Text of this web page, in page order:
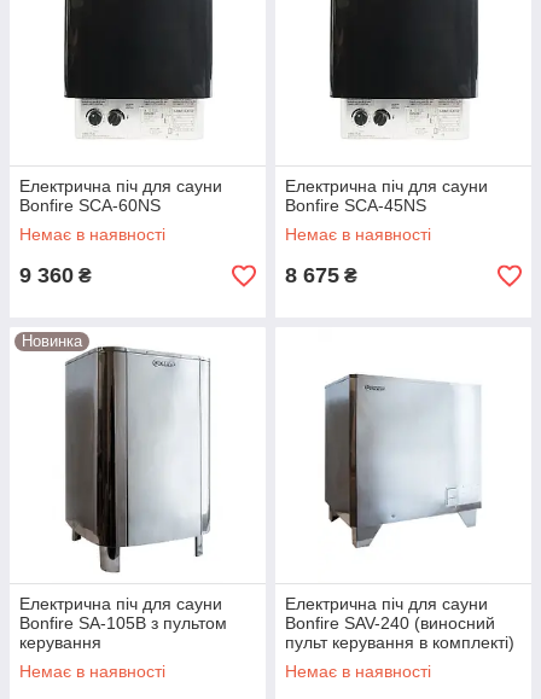
Електрична піч для сауни
Bonfire SCA-60NS
Немає в наявності
9 360 ₴
Електрична піч для сауни
Bonfire SCA-45NS
Немає в наявності
8 675 ₴
Новинка
Електрична піч для сауни
Bonfire SA-105В з пультом
керування
Немає в наявності
Електрична піч для сауни
Bonfire SAV-240 (виносний
пульт керування в комплекті)
Немає в наявності